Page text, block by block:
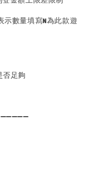
數量填寫N為此款遊
否足夠